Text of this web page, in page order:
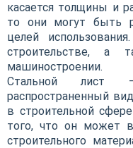
касается толщины и
то они могут быть
целей
строительстве, а
машиностроении.
Стальной лист
распространенный
в строительной
того, что он может
строительного